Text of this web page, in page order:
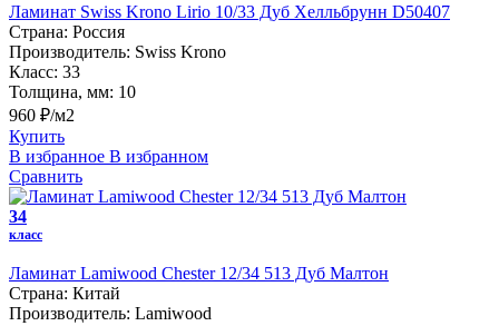
Ламинат Swiss Krono Lirio 10/33 Дуб Хелльбрунн D50407
Страна: Россия
Производитель: Swiss Krono
Класс: 33
Толщина, мм: 10
960 ₽/м2
Купить
В избранное В избранном
Сравнить
34
класс
Ламинат Lamiwood Chester 12/34 513 Дуб Малтон
Страна: Китай
Производитель: Lamiwood